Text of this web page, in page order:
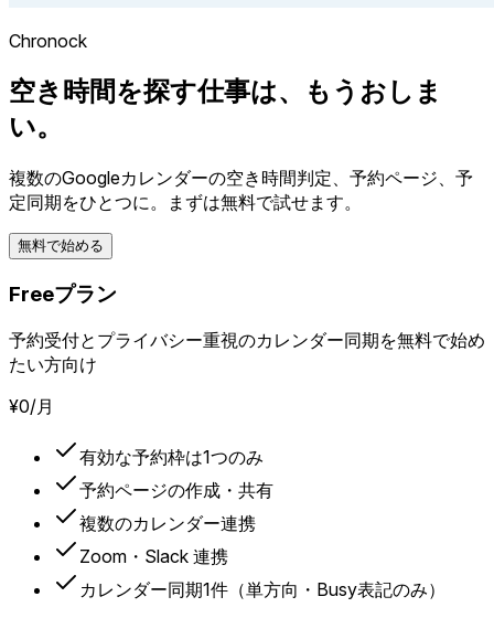
Chronock
空き時間を探す仕事は、もうおしま
い。
複数のGoogleカレンダーの空き時間判定、予約ページ、予
定同期をひとつに。まずは無料で試せます。
無料で始める
Freeプラン
予約受付とプライバシー重視のカレンダー同期を無料で始め
たい方向け
¥0/月
有効な予約枠は1つのみ
予約ページの作成・共有
複数のカレンダー連携
Zoom・Slack 連携
カレンダー同期1件（単方向・Busy表記のみ）